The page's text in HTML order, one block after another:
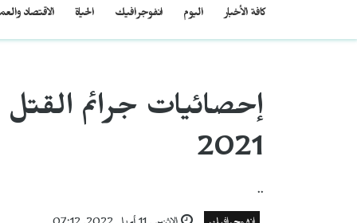
كافة الأخبار اليوم انفوجرافيك الحياة الاقتصاد
إحصائيات جرائم القتل
2021
..